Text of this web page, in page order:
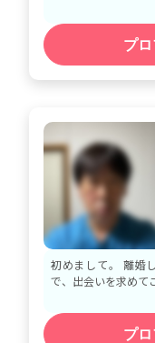
プ
初めまして。 離婚
で、出会いを求めて
プ